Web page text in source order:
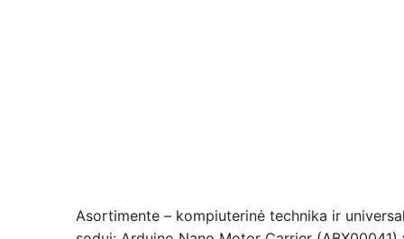
Asortimente – kompiuterinė technika ir